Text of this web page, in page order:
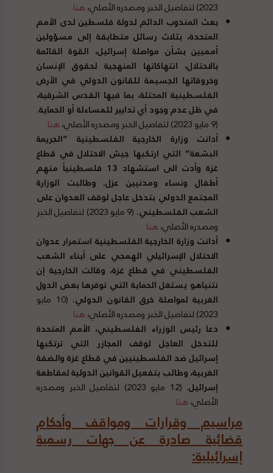
2023) لتفاصيل الخبر ومصدره الأصلي،
هنا
بعث المندوب الدائم لدولة فلسطين لدى الأمم
المتحدة، بثلاث رسائل متطابقة إلى مسؤولين
أمميين بشأن مواصلة إسرائيل، القوة القائمة
بالاحتلال، انتهاكاتها المنهجية لحقوق الإنسان
وخروقاتها الجسيمة للقانون الدولي في الأرض
الفلسطينية المحتلة، بما فيها القدس الشرقية،
في ظل عدم وجود أي تدابير للمساءلة أو الحماية.
(9 مايو 2023) لتفاصيل الخبر ومصدره الأصلي،
هنا
أدانت وزارة الخارجية الفلسطينية “الجريمة
البشعة” التي ارتكبها جيش الاحتلال في قطاع
غزة وأدت الى استشهاد 13 فلسطينياً منهم
أطفال ونساء ومدنيين عزل. وطالبت الوزارة
المجتمع الدولي بتدخل عاجل لوقف العدوان على
الشعب الفلسطيني.
(9 مايو 2023) لتفاصيل الخبر
ومصدره الأصلي،هنا
أدانت وزارة الخارجية الفلسطينية استمرار عدوان
الاحتلال الإسرائيلي الهمجي على أبناء الشعب
الفلسطيني في قطاع غزة، وقالت الخارجية إن
نتنياهو يستغل الحماية التي توفرها بعض الدول
الغربية لمواصلة خرق القانون الدولي.
(10 مايو
2023) لتفاصيل الخبر ومصدره الأصلي،
هنا
دعا رئيس الوزراء الفلسطيني، الأمم المتحدة
للتدخل العاجل لوقف المجازر التي ترتكبها
إسرائيل ضد الفلسطينيين في قطاع غزة والضفة
الغربية، وطالب بتفعيل القوانين الدولية لمقاطعة
إسرائيل.
(12 مايو 2023) لتفاصيل الخبر ومصدره
الأصلي،هنا
مراسيم وقرارات ومواقف وأحكام
قضائية صادرة عن جهات رسمية
إسرائيلية: